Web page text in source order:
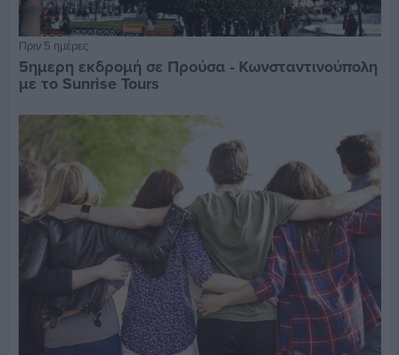
Πριν 5 ημέρες
5ημερη εκδρομή σε Προύσα - Κωνσταντινούπολη
με το Sunrise Tours